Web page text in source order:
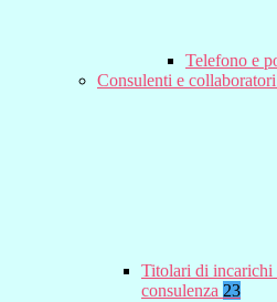
Telefono e
Consulenti e collaboratori
Titolari di incarichi
consulenza 23